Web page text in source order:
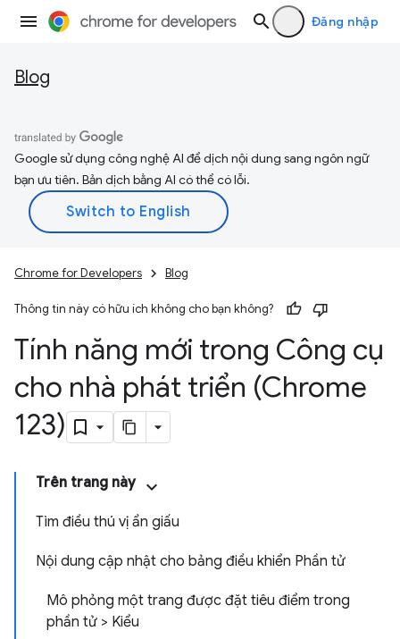
Đăng nhập
Blog
Google sử dụng công nghệ AI để dịch nội dung sang ngôn ngữ
bạn ưu tiên. Bản dịch bằng AI có thể có lỗi.
Chrome for Developers Blog
Thông tin này có hữu ích không cho bạn không?
Tính năng mới trong Công cụ
cho nhà phát triển (Chrome
123)
Trên trang này
Tìm điều thú vị ẩn giấu
Nội dung cập nhật cho bảng điều khiển Phần tử
Mô phỏng một trang được đặt tiêu điểm trong
phần tử > Kiểu